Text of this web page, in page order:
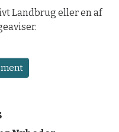
Landbrug eller en af